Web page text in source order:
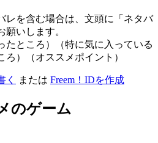
レを含む場合は、文頭に「ネタバ
願いします。
たところ）（特に気に入っている
）（オススメポイント）
く または Freem！IDを作成
のゲーム